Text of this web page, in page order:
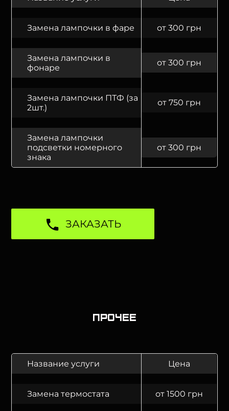
Замена лампочки в фаре от 300 грн
Замена лампочки в
фонаре
от 300 грн
Замена лампочки ПТФ (за
2шт.)
от 750 грн
Замена лампочки
подсветки номерного
знака
от 300 грн
ЗАКАЗАТЬ
Прочее
Название услуги Цена
Замена термостата от 1500 грн